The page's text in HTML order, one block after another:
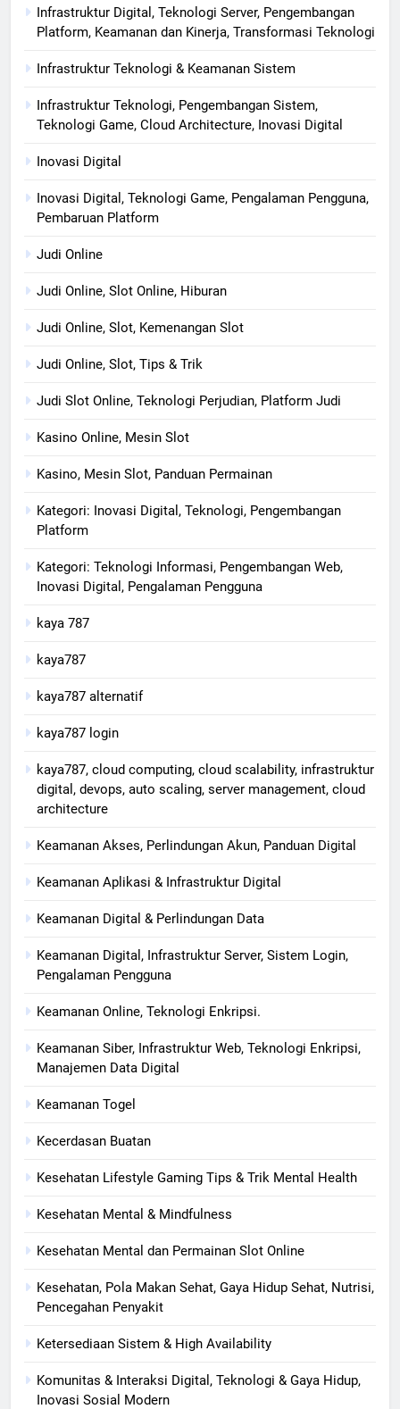
Infrastruktur Digital, Teknologi Server, Pengembangan
Platform, Keamanan dan Kinerja, Transformasi Teknologi
Infrastruktur Teknologi & Keamanan Sistem
Infrastruktur Teknologi, Pengembangan Sistem,
Teknologi Game, Cloud Architecture, Inovasi Digital
Inovasi Digital
Inovasi Digital, Teknologi Game, Pengalaman Pengguna,
Pembaruan Platform
Judi Online
Judi Online, Slot Online, Hiburan
Judi Online, Slot, Kemenangan Slot
Judi Online, Slot, Tips & Trik
Judi Slot Online, Teknologi Perjudian, Platform Judi
Kasino Online, Mesin Slot
Kasino, Mesin Slot, Panduan Permainan
Kategori: Inovasi Digital, Teknologi, Pengembangan
Platform
Kategori: Teknologi Informasi, Pengembangan Web,
Inovasi Digital, Pengalaman Pengguna
kaya 787
kaya787
kaya787 alternatif
kaya787 login
kaya787, cloud computing, cloud scalability, infrastruktur
digital, devops, auto scaling, server management, cloud
architecture
Keamanan Akses, Perlindungan Akun, Panduan Digital
Keamanan Aplikasi & Infrastruktur Digital
Keamanan Digital & Perlindungan Data
Keamanan Digital, Infrastruktur Server, Sistem Login,
Pengalaman Pengguna
Keamanan Online, Teknologi Enkripsi.
Keamanan Siber, Infrastruktur Web, Teknologi Enkripsi,
Manajemen Data Digital
Keamanan Togel
Kecerdasan Buatan
Kesehatan Lifestyle Gaming Tips & Trik Mental Health
Kesehatan Mental & Mindfulness
Kesehatan Mental dan Permainan Slot Online
Kesehatan, Pola Makan Sehat, Gaya Hidup Sehat, Nutrisi,
Pencegahan Penyakit
Ketersediaan Sistem & High Availability
Komunitas & Interaksi Digital, Teknologi & Gaya Hidup,
Inovasi Sosial Modern